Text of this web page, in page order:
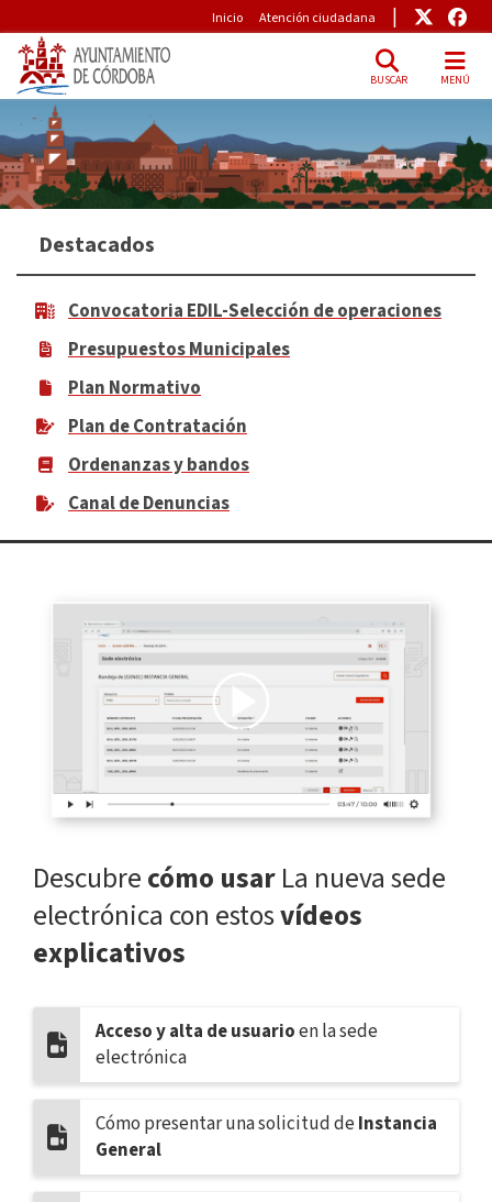
Skip to main content
Pre-Header
Inicio Atención ciudadana Enlace
BUSCAR MENÚ
Destacados
Convocatoria EDIL-Selección de operaciones
Presupuestos Municipales
Plan Normativo
Plan de Contratación
Ordenanzas y bandos
Canal de Denuncias
Descubrecómo usarLa nueva sede
electrónica con estosvídeos
explicativos
Acceso y alta de usuarioen la sede
electrónica
Cómo presentar una solicitud deInstancia
General